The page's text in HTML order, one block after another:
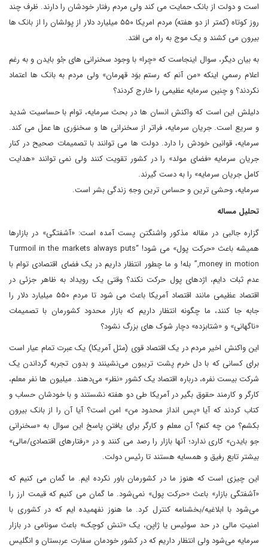
است و دولت از بانک حمایت می کند ولی مردم رفتار خودشان را دارند. ظرف چند
روز کوتاه (کمتر از دو هفته) مردم امریکا ۵۵۰ میلیارد دلار از پولشان را از بانک ها
بیرون می کشند و یک موج به راه می افتد.
به بیان دیگر، سوال اینجاست که «چرا» با وجود سخنرانی های جُو بایدن و به رغم
اعلام رسمیِ اینکه «من آنم که رستم بوَد قهرمان» ولی مردم به بانک ها اعتماد
نکردند؟ و چنین سرمایه عظیمی را خارج کردند؟
دلیلش این است که واکنش انسان ها در بحث سرمایه، توام با حساسیت شدید
و ‌‌سریع است. جریان سرمایه، فراتر از سخنرانی ها و سخنوَری ها عمل می کند.
سرمایه، قوانین خودش را دارد. دولت ها می توانند با تصمیمات صحیح در کنار
جریان سرمایه «فضای مولد» را در کشور تقویت کنند ولی نمی توانند «هدایت
کامل جریان سرمایه» را به دست گیرند.
سرمایه، وحشی ترین و حساس ترین وجهِ زندگی بشر است.
تحلیل مساله
گزاره جالبی در مقاله مذکور واشنگتن پست آمده است: «آشفتگی» در بازارها
همیشه باعث «حرکت پول» می شود! “Turmoil in the markets always puts
money in motion,” بله! و ما چطور انتظار داریم در یک فضای اقتصادی توام با
عدم ثبات دایم، اژدهای پول حرکت نکند؟ وقتی یک رویداد به ظاهر جزئی در
اقتصاد عظیمی مانند اقتصاد آمریکا باعث می شود تا مردم ۵۵۰ میلیارد دلار را
جابه جا کنند، ما چگونه انتظار داریم که بازار محدود کشورمان با تصمیمات
«ناگهانی» و «شتابزده» دچار شوک های بزرگ نشود؟
این واکنش اخیر مردم در یک اقتصاد قوی (مثل‌ آمریکا) یک عبرت تمام عیار است
برای کسانی که با دل خرم پشت تریبون می‌نشینند و بدون تجربه گرداندن یک
شرکت بیست نفره، درباره اقتصاد یک کشور «نظر» می‌دهند. میلیون ها نفر معلم،
کارگر و کارمند حقوق بگیر در آمریکا طی دو هفته نشستند و با خودشان حساب و
کتاب کردند که آیا «پس انداز محدود من» امن است؟ آیا آن را از بانک بیرون
بکشم؟ من چه کنم؟ آن معلم و کارگر برای یافتنِ پاسخ این سوال به «سخنرانی
جو بایدن» کاری ندارد؛ آنها بازار را رصد می کنند و در «رفتارهای اقتصادی/مالی»
بیشتر تابع رفیق و همسایه هستند تا رئیس دولت.
این چیزی است که هنوز ما در کشورمان باور نکرده ایم. ما گمان می کنیم که
«آشفتگی بازار» باعث «حرکت پول» نمی‌شود. ما گمان می کنیم که قیمت ارز را
می‌شود با ابلاغیه/بخشنامه کنترل کرد. ما هنوز نفهمیده ایم که در کشوری با
امنیتِ مالی در حد سوئیس یا ژاپن، یک «تنش کوچک» باعث سونامی در بازار
سرمایه می‌شود ولی انتظار داریم که در کشور خودمان سفارت عربستان و انگلیس